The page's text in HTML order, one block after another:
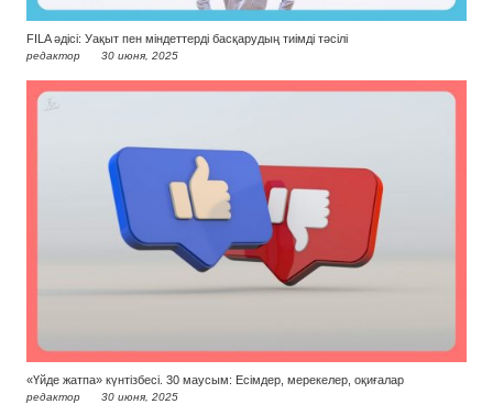
FILA әдісі: Уақыт пен міндеттерді басқарудың тиімді тәсілі
редактор 30 июня, 2025
«Үйде жатпа» күнтізбесі. 30 маусым: Есімдер, мерекелер, оқиғалар
редактор 30 июня, 2025